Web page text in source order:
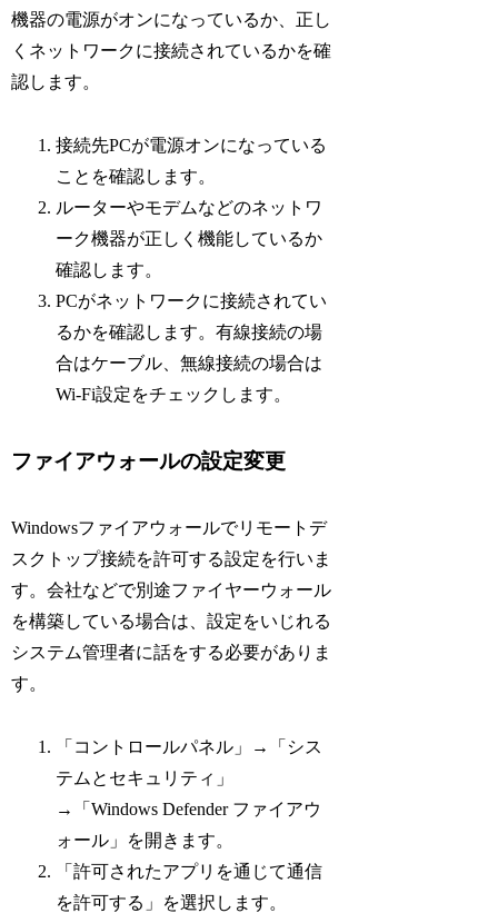
機器の電源がオンになっているか、正し
くネットワークに接続されているかを確
認します。
接続先PCが電源オンになっている
ことを確認します。
ルーターやモデムなどのネットワ
ーク機器が正しく機能しているか
確認します。
PCがネットワークに接続されてい
るかを確認します。有線接続の場
合はケーブル、無線接続の場合は
Wi-Fi設定をチェックします。
ファイアウォールの設定変更
Windowsファイアウォールでリモートデ
スクトップ接続を許可する設定を行いま
す。会社などで別途ファイヤーウォール
を構築している場合は、設定をいじれる
システム管理者に話をする必要がありま
す。
「コントロールパネル」→「シス
テムとセキュリティ」
→「Windows Defender ファイアウ
ォール」を開きます。
「許可されたアプリを通じて通信
を許可する」を選択します。